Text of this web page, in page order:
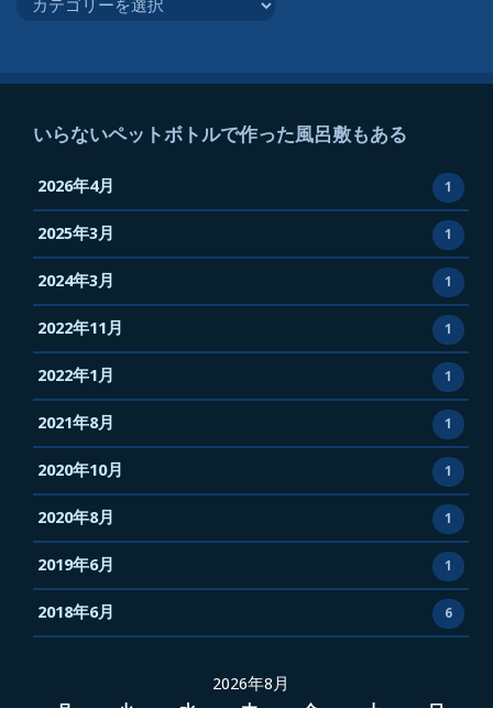
っ
いらないペットボトルで作った風呂敷もある
2026年4月 1
2025年3月 1
2024年3月 1
2022年11月 1
2022年1月 1
2021年8月 1
2020年10月 1
2020年8月 1
2019年6月 1
2018年6月 6
2026年8月